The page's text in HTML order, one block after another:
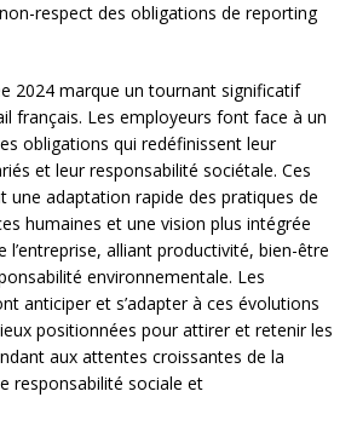
respect des obligations de reporting
2024 marque un tournant significatif
français. Les employeurs font face à un
obligations qui redéfinissent leur
et leur responsabilité sociétale. Ces
une adaptation rapide des pratiques de
humaines et une vision plus intégrée
l’entreprise, alliant productivité, bien-être
environnementale. Les
anticiper et s’adapter à ces évolutions
positionnées pour attirer et retenir les
aux attentes croissantes de la
responsabilité sociale et